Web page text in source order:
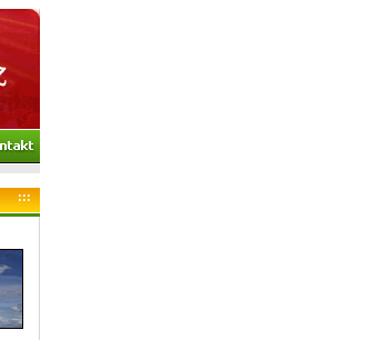
:::